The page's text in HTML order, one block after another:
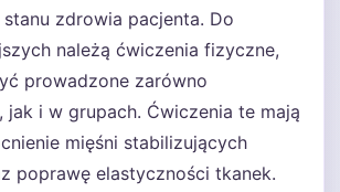
zdrowia pacjenta. Do
należą ćwiczenia fizyczne,
prowadzone zarówno
jak i w grupach. Ćwiczenia te mają
mięśni stabilizujących
poprawę elastyczności tkanek.